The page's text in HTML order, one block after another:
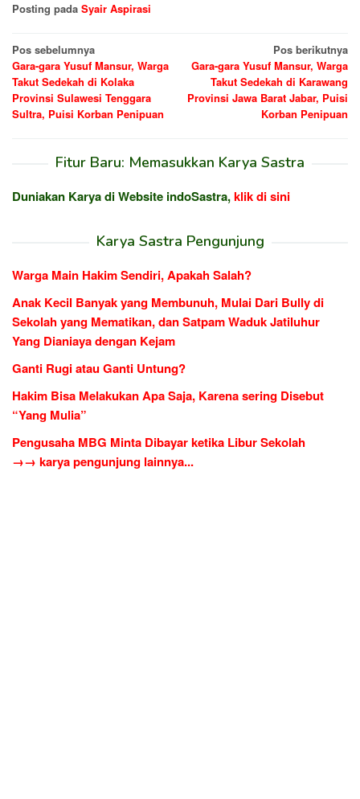
Posting pada Syair Aspirasi
Navigasi
pos
Pos sebelumnya
Gara-gara Yusuf Mansur, Warga
Takut Sedekah di Kolaka
Provinsi Sulawesi Tenggara
Sultra, Puisi Korban Penipuan
Pos berikutnya
Gara-gara Yusuf Mansur, Warga
Takut Sedekah di Karawang
Provinsi Jawa Barat Jabar, Puisi
Korban Penipuan
Fitur Baru: Memasukkan Karya Sastra
Duniakan Karya di Website indoSastra,klik di sini
Karya Sastra Pengunjung
Warga Main Hakim Sendiri, Apakah Salah?
Anak Kecil Banyak yang Membunuh, Mulai Dari Bully di
Sekolah yang Mematikan, dan Satpam Waduk Jatiluhur
Yang Dianiaya dengan Kejam
Ganti Rugi atau Ganti Untung?
Hakim Bisa Melakukan Apa Saja, Karena sering Disebut
“Yang Mulia”
Pengusaha MBG Minta Dibayar ketika Libur Sekolah
→→ karya pengunjung lainnya...